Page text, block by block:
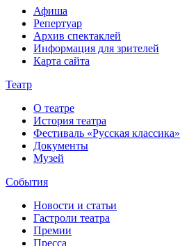
Афиша
Репертуар
Архив спектаклей
Информация для зрителей
Карта сайта
Театр
О театре
История театра
Фестиваль «Русская классика»
Документы
Музей
События
Новости и статьи
Гастроли театра
Премии
Пресса